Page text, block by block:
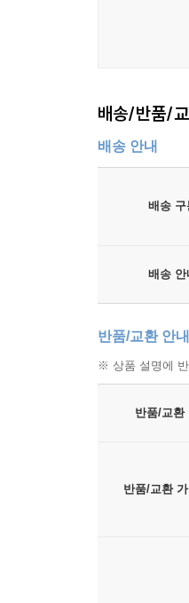
배송/반품/
배송 안내
배송 구
배송 안
반품/교환 안내
※ 상품 설명에
반품/교환
반품/교환